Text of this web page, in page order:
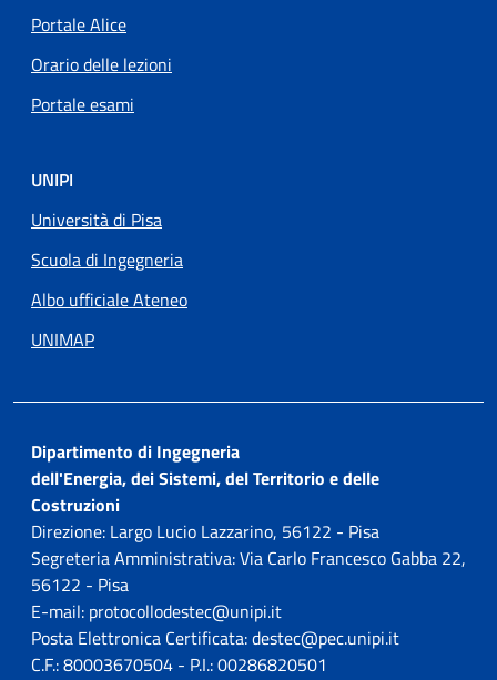
Portale Alice
Orario delle lezioni
Portale esami
UNIPI
Università di Pisa
Scuola di Ingegneria
Albo ufficiale Ateneo
UNIMAP
Dipartimento di Ingegneria
dell'Energia, dei Sistemi, del Territorio e delle
Costruzioni
Direzione: Largo Lucio Lazzarino, 56122 - Pisa
Segreteria Amministrativa: Via Carlo Francesco Gabba 22,
56122 - Pisa
E-mail: protocollodestec@unipi.it
Posta Elettronica Certificata: destec@pec.unipi.it
C.F.: 80003670504 - P.I.: 00286820501